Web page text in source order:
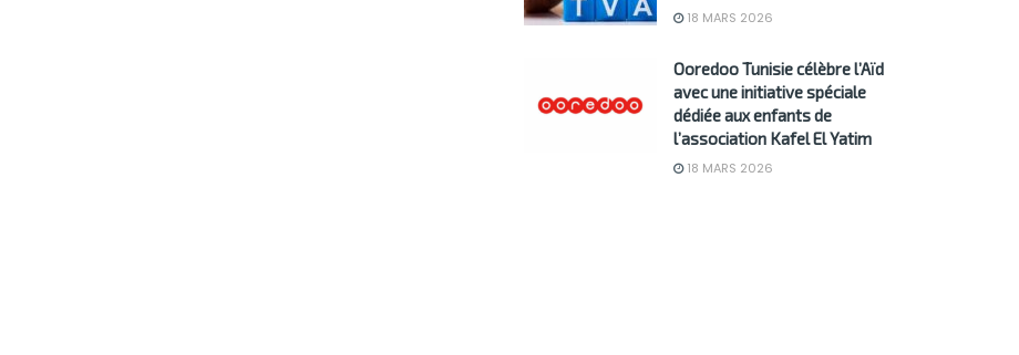
18 MARS 2026
Ooredoo Tunisie célèbre l’Aïd
avec une initiative spéciale
dédiée aux enfants de
l’association Kafel El Yatim
18 MARS 2026